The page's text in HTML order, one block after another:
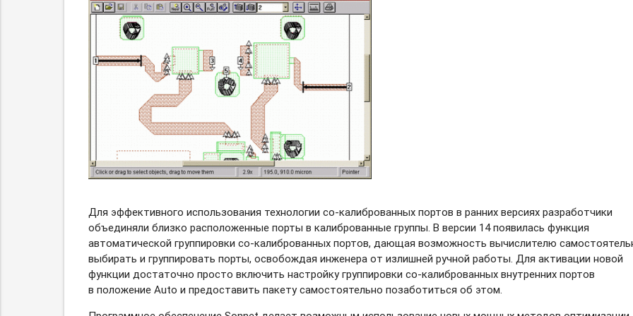
Для эффективного использования технологии со-калиброванныхпортов в ранних версиях разработчики
объединяли близко расположенные порты в калиброванные группы. В версии 14 появилась функция
автоматической группировки со-калиброванныхпортов, дающая возможность вычислителю
выбирать и группировать порты, освобождая инженера от излишней ручной работы. Для активации новой
функции достаточно просто включить настройку группировки со-калиброванныхвнутренних портов
в положение Auto и предоставить пакету самостоятельно позаботиться об этом.